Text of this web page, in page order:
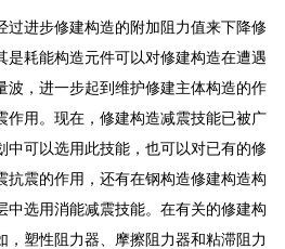
过进步修建构造的附加阻力值来下降修
是耗能构造元件可以对修建构造在遭遇
波，进一步起到维护修建主体构造的作
作用。现在，修建构造减震技能已被广
中可以选用此技能，也可以对已有的修
抗震的作用，还有在钢构造修建构造构
中选用消能减震技能。在有关的修建构
，塑性阻力器、摩擦阻力器和粘滞阻力